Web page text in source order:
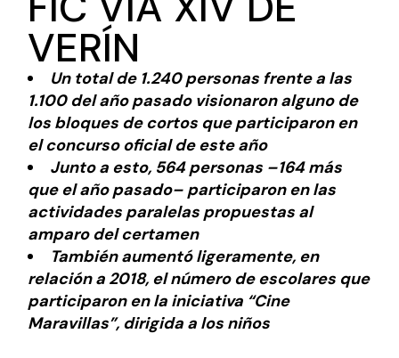
VERÍN
Un total de 1.240 personas frente a las
1.100 del año pasado visionaron alguno de
los bloques de cortos que participaron en
el concurso oficial de este año
Junto a esto, 564 personas –164 más
que el año pasado– participaron en las
actividades paralelas propuestas al
amparo del certamen
También aumentó ligeramente, en
relación a 2018, el número de escolares que
participaron en la iniciativa “Cine
Maravillas”, dirigida a los niños